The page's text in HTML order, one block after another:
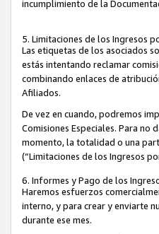
incumplimiento de la
5. Limitaciones de los Ingresos
Las etiquetas de los asociados
estás intentando reclamar
combinando enlaces de
Afiliados.
De vez en cuando, podremos
Comisiones Especiales. Para
momento, la totalidad o una
(“Limitaciones de los Ingresos
6. Informes y Pago de los
Haremos esfuerzos
interno, y para crear y enviarte
durante ese mes.